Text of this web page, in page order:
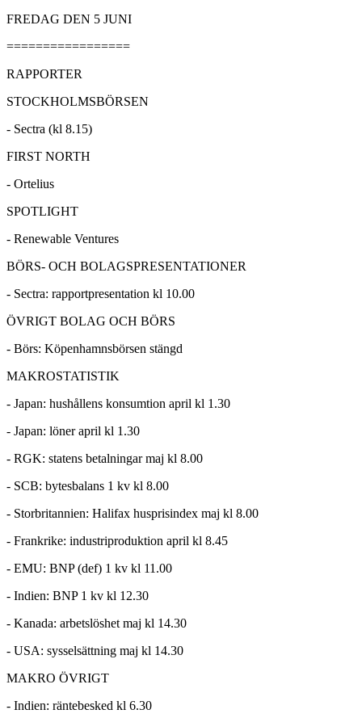
FREDAG DEN 5 JUNI
=================
RAPPORTER
STOCKHOLMSBÖRSEN
- Sectra (kl 8.15)
FIRST NORTH
- Ortelius
SPOTLIGHT
- Renewable Ventures
BÖRS- OCH BOLAGSPRESENTATIONER
- Sectra: rapportpresentation kl 10.00
ÖVRIGT BOLAG OCH BÖRS
- Börs: Köpenhamnsbörsen stängd
MAKROSTATISTIK
- Japan: hushållens konsumtion april kl 1.30
- Japan: löner april kl 1.30
- RGK: statens betalningar maj kl 8.00
- SCB: bytesbalans 1 kv kl 8.00
- Storbritannien: Halifax husprisindex maj kl 8.00
- Frankrike: industriproduktion april kl 8.45
- EMU: BNP (def) 1 kv kl 11.00
- Indien: BNP 1 kv kl 12.30
- Kanada: arbetslöshet maj kl 14.30
- USA: sysselsättning maj kl 14.30
MAKRO ÖVRIGT
- Indien: räntebesked kl 6.30